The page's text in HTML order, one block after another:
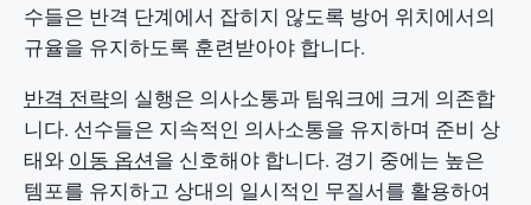
수들은 반격 단계에서 잡히지 않도록 방어 위치에서의
규율을 유지하도록 훈련받아야 합니다.
반격 전략의 실행은 의사소통과 팀워크에 크게 의존합
니다. 선수들은 지속적인 의사소통을 유지하며 준비 상
태와 이동 옵션을 신호해야 합니다. 경기 중에는 높은
템포를 유지하고 상대의 일시적인 무질서를 활용하여